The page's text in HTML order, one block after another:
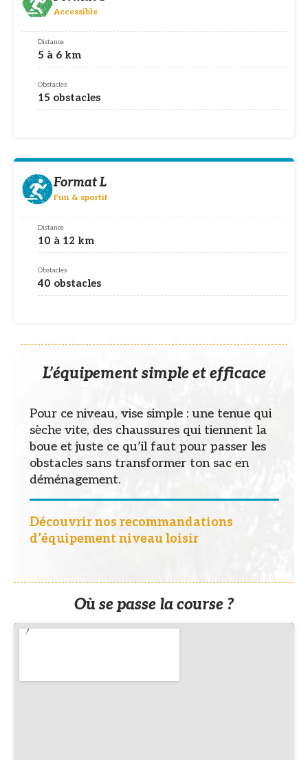
Accessible
Distance
5 à 6 km
Obstacles
15 obstacles
Format L
Fun & sportif
Distance
10 à 12 km
Obstacles
40 obstacles
L’équipement simple et efficace
Pour ce niveau, vise simple : une tenue qui
sèche vite, des chaussures qui tiennent la
boue et juste ce qu’il faut pour passer les
obstacles sans transformer ton sac en
déménagement.
Découvrir nos recommandations
d’équipement niveau loisir
Où se passe la course ?